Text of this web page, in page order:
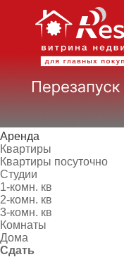
Аренда
Квартиры
Квартиры посуточно
Студии
1-комн. кв
2-комн. кв
3-комн. кв
Комнаты
Дома
Сдать